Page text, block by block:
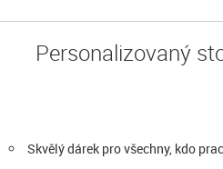
Personalizovaný
Skvělý dárek pro všechny, kdo